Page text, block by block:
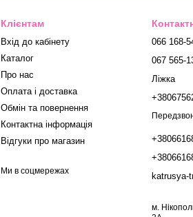
Клієнтам
Вхід до кабінету
Каталог
Про нас
Оплата і доставка
Обмін та повернення
Контактна інформація
Відгуки про магазин
Ми в соцмережах
066 168-
067 565-
Ліжка
katrusya-
м.